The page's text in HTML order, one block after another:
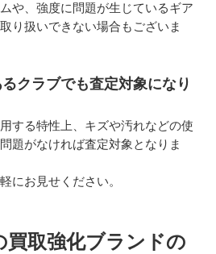
や、強度に問題が生じているギア
り扱いできない場合もございま
クラブでも査定対象になり
する特性上、キズや汚れなどの使
題がなければ査定対象となりま
にお見せください。
買取強化ブランドの